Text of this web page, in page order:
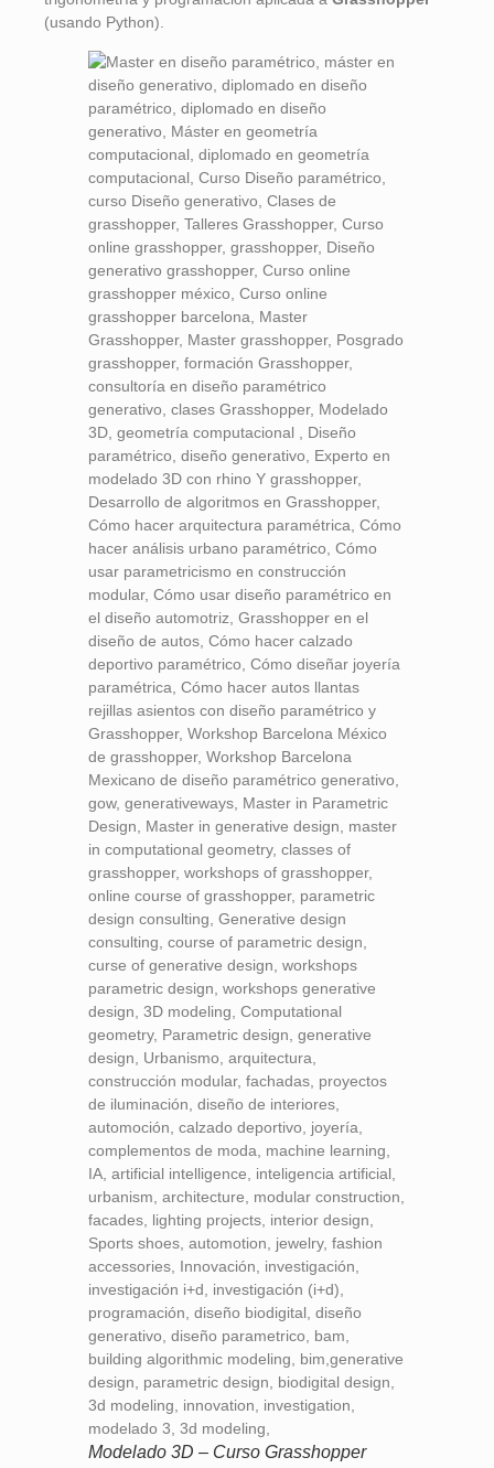
(usando Python).
Modelado 3D – Curso Grasshopper